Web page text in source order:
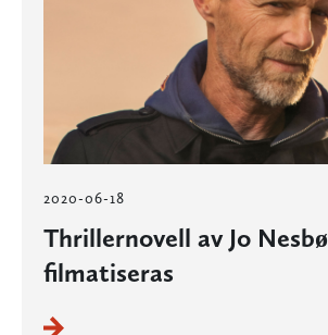
2020-06-18
Thrillernovell av Jo Nesbø
filmatiseras